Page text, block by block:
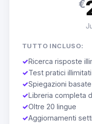
€
TUTTO INCLUSO:
✓Ricerca risposte
✓Test pratici illimitati
✓Spiegazioni basate
✓Libreria completa
✓Oltre 20 lingue
✓Aggiornamenti